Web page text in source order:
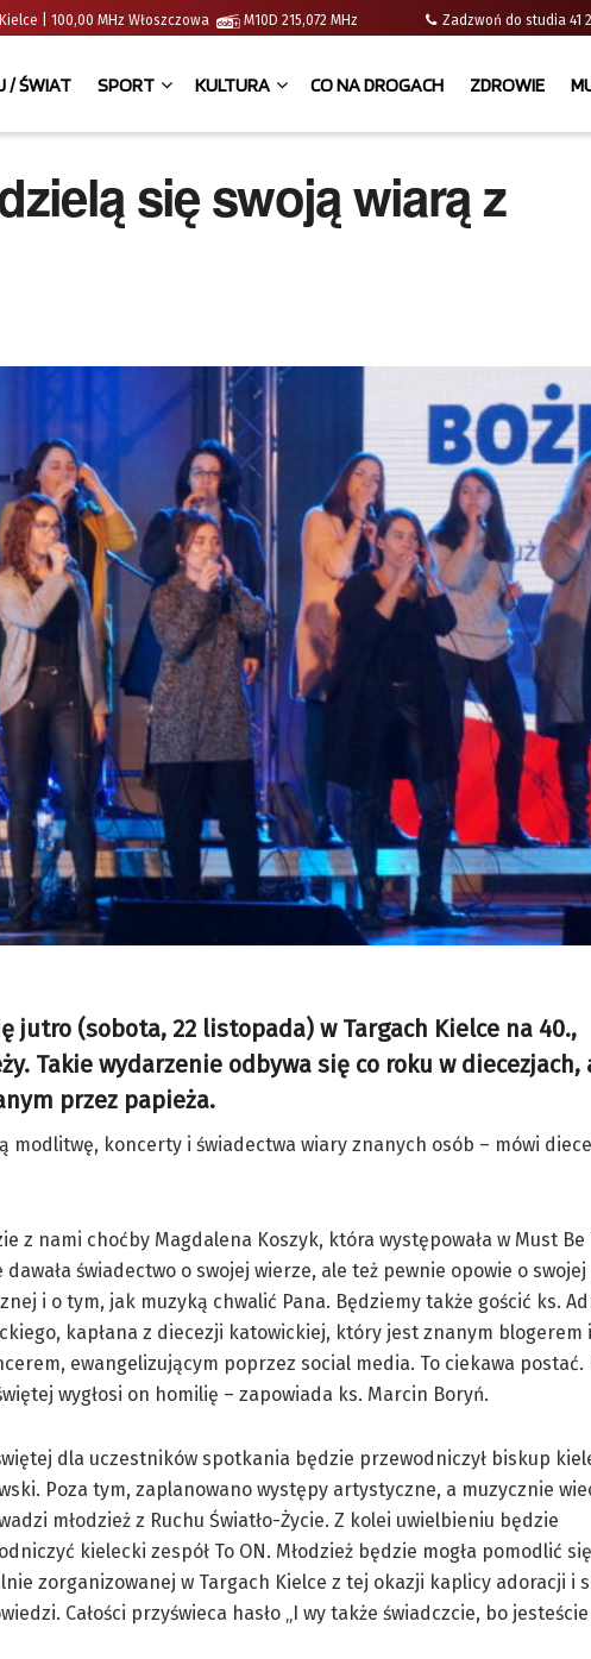
| 100,00 MHz Włoszczowa M10D 215,072 MHz Zadzwoń do studia
/ ŚWIAT SPORT KULTURA CO NA DROGACH ZDROWIE
się swoją wiarą z
jutro (sobota, 22 listopada) w Targach Kielce na 40.,
Takie wydarzenie odbywa się co roku w diecezjach,
przez papieża.
koncerty i świadectwa wiary znanych osób – mówi
z nami choćby Magdalena Koszyk, która występowała w Must Be
dawała świadectwo o swojej wierze, ale też pewnie opowie o
i o tym, jak muzyką chwalić Pana. Będziemy także gościć ks.
kapłana z diecezji katowickiej, który jest znanym blogerem i
ewangelizującym poprzez social media. To ciekawa postać.
wygłosi on homilię – zapowiada ks. Marcin Boryń.
dla uczestników spotkania będzie przewodniczył biskup
Poza tym, zaplanowano występy artystyczne, a muzycznie
młodzież z Ruchu Światło-Życie. Z kolei uwielbieniu będzie
kielecki zespół To ON. Młodzież będzie mogła pomodlić
zorganizowanej w Targach Kielce z tej okazji kaplicy adoracji i
Całości przyświeca hasło „I wy także świadczcie, bo